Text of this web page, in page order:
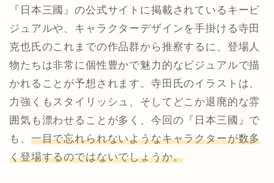
『日本三國』の公式サイトに掲載されているキービ
ジュアルや、キャラクターデザインを手掛ける寺田
克也氏のこれまでの作品群から推察するに、登場人
物たちは非常に個性豊かで魅力的なビジュアルで描
かれることが予想されます。寺田氏のイラストは、
力強くもスタイリッシュ、そしてどこか退廃的な雰
囲気も漂わせることが多く、今回の『日本三國』で
も、 一目で忘れられないようなキャラクターが数多
く登場するのではないでしょうか。